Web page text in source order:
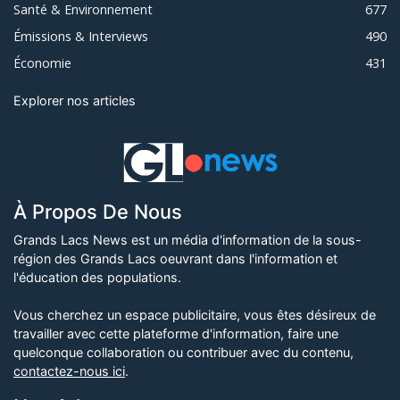
Santé & Environnement
677
Émissions & Interviews
490
Économie
431
Explorer nos articles
À Propos De Nous
Grands Lacs News est un média d'information de la sous-
région des Grands Lacs oeuvrant dans l'information et
l'éducation des populations.
Vous cherchez un espace publicitaire, vous êtes désireux de
travailler avec cette plateforme d'information, faire une
quelconque collaboration ou contribuer avec du contenu,
contactez-nous ici.